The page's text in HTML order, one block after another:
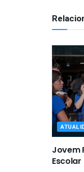
Jovem
Escolar